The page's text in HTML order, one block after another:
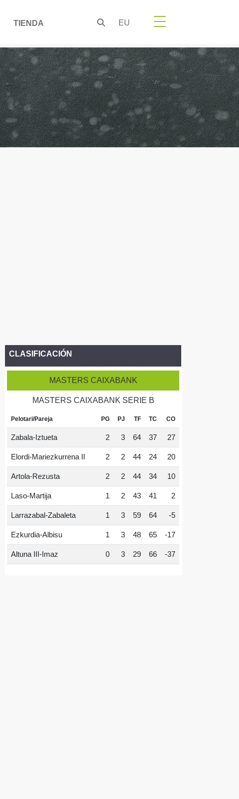
TIENDA EU
CLASIFICACIÓN
MASTERS CAIXABANK
MASTERS CAIXABANK SERIE B
Pelotari/Pareja PG PJ TF TC CO
Zabala-Iztueta 2 3 64 37 27
Elordi-Mariezkurrena II 2 2 44 24 20
Artola-Rezusta 2 2 44 34 10
Laso-Martija 1 2 43 41 2
Larrazabal-Zabaleta 1 3 59 64 -5
Ezkurdia-Albisu 1 3 48 65 -17
Altuna III-Imaz 0 3 29 66 -37